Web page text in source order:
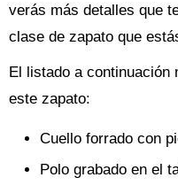
verás más detalles que
clase de zapato que
El listado a
este zapato:
Cuello forrado con
Polo grabado en el